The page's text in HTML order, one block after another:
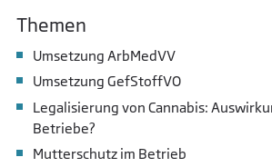
Themen
Umsetzung ArbMedVV
Umsetzung GefStoffVO
Legalisierung von Cannabis:
Betriebe?
Mutterschutz im Betrieb